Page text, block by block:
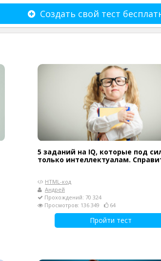
Создать свой тест
5 заданий на IQ, которые под
только интеллектуалам.
HTML-код
Андрей
Прохождений: 70 324
Просмотров: 136 349
64
Пройти тест